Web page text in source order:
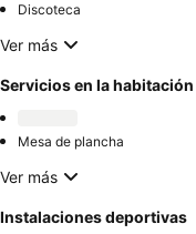
Discoteca
Ver más
Servicios en la habitación
Mesa de plancha
Ver más
Instalaciones deportivas